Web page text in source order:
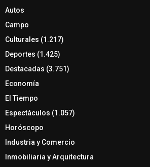
Autos
Campo
Culturales (1.217)
Deportes (1.425)
Destacadas (3.751)
Economía
El Tiempo
Espectáculos (1.057)
Horóscopo
Industria y Comercio
Inmobiliaria y Arquitectura